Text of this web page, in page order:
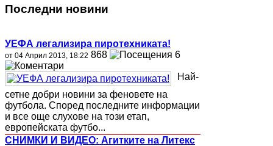
Последни новини
УЕФА легализира пиротехниката!
от 04 Април 2013, 18:22 868 6
Най-
сетне добри новини за феновете на
футбола. Според последните информации
и все още слухове на този етап,
европейската футбо...
СНИМКИ И ВИДЕО: Агитките на Литекс